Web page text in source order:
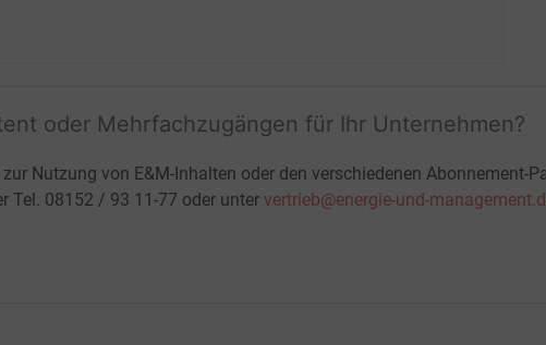
oder Mehrfachzugängen für Ihr Unternehmen?
Nutzung von E&M-Inhalten oder den verschiedenen Abonnement-
Tel. 08152 / 93 11-77 oder unter vertrieb@energie-und-